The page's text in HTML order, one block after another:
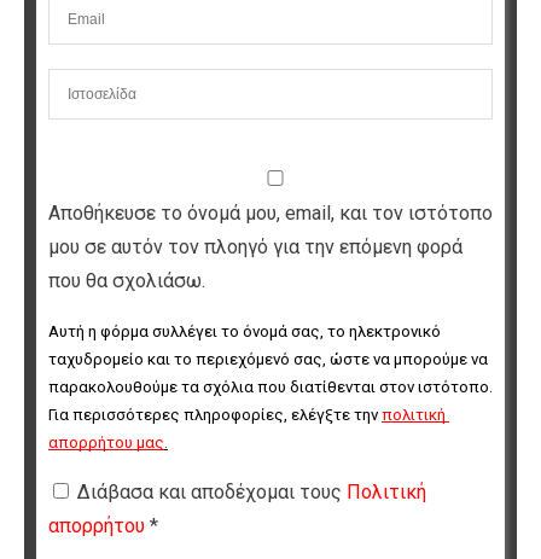
Αποθήκευσε το όνομά μου, email, και τον ιστότοπο
μου σε αυτόν τον πλοηγό για την επόμενη φορά
που θα σχολιάσω.
Αυτή η φόρμα συλλέγει το όνομά σας, το ηλεκτρονικό
ταχυδρομείο και το περιεχόμενό σας, ώστε να μπορούμε να
παρακολουθούμε τα σχόλια που διατίθενται στον ιστότοπο.
Για περισσότερες πληροφορίες, ελέγξτε την πολιτική
απορρήτου μας
Διάβασα και αποδέχομαι τους Πολιτική
απορρήτου *